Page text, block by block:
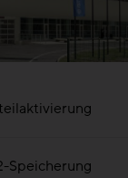
Speicherung